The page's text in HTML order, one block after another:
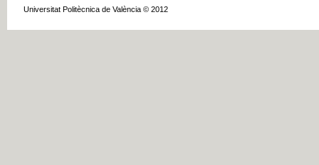
Universitat Politècnica de València © 2012